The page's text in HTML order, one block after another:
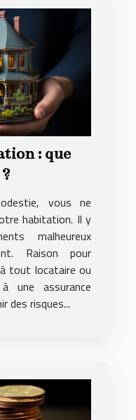
: que
vous ne
habitation. Il y
malheureux
Raison pour
tout locataire ou
une assurance
des risques...